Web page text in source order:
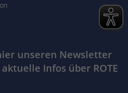
unseren Newsletter
Infos über ROTE